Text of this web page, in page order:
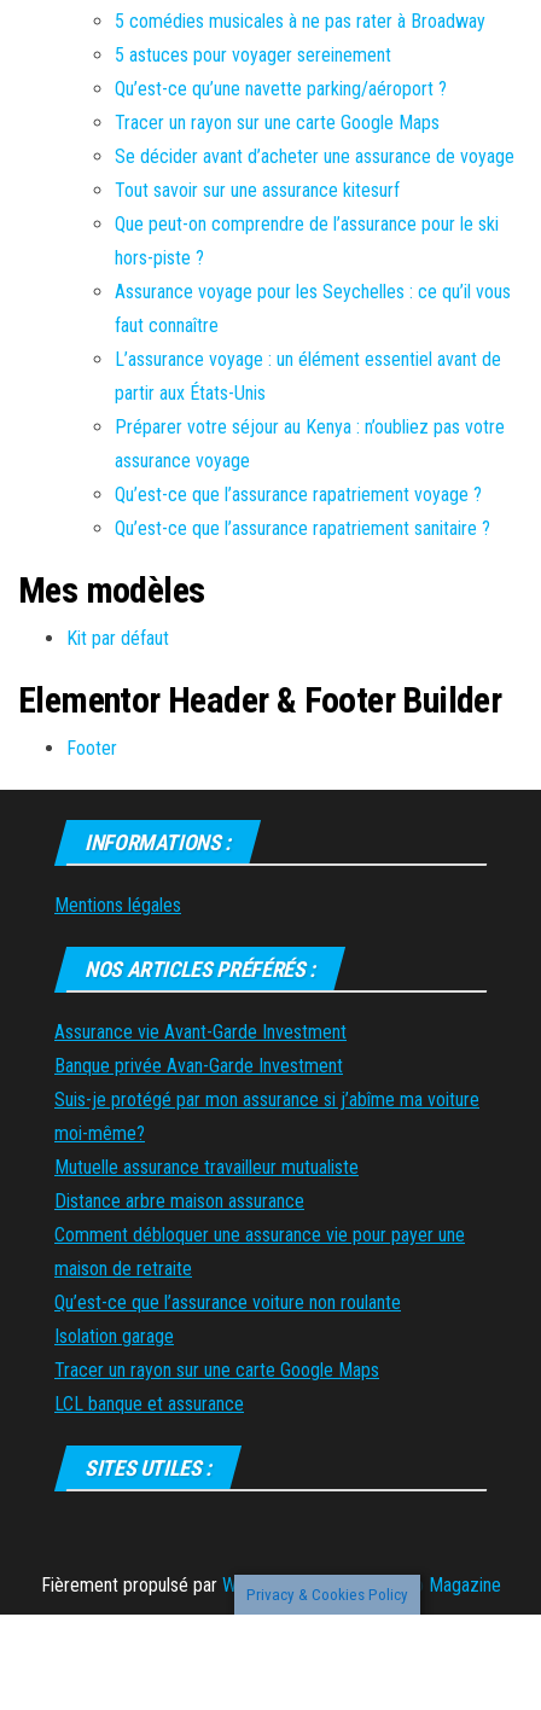
5 comédies musicales à ne pas rater à Broadway
5 astuces pour voyager sereinement
Qu’est-ce qu’une navette parking/aéroport ?
Tracer un rayon sur une carte Google Maps
Se décider avant d’acheter une assurance de voyage
Tout savoir sur une assurance kitesurf
Que peut-on comprendre de l’assurance pour le ski
hors-piste ?
Assurance voyage pour les Seychelles : ce qu’il vous
faut connaître
L’assurance voyage : un élément essentiel avant de
partir aux États-Unis
Préparer votre séjour au Kenya : n’oubliez pas votre
assurance voyage
Qu’est-ce que l’assurance rapatriement voyage ?
Qu’est-ce que l’assurance rapatriement sanitaire ?
Mes modèles
Kit par défaut
Elementor Header & Footer Builder
Footer
INFORMATIONS :
Mentions légales
NOS ARTICLES PRÉFÉRÉS :
Assurance vie Avant-Garde Investment
Banque privée Avan-Garde Investment
Suis-je protégé par mon assurance si j’abîme ma voiture
moi-même?
Mutuelle assurance travailleur mutualiste
Distance arbre maison assurance
Comment débloquer une assurance vie pour payer une
maison de retraite
Qu’est-ce que l’assurance voiture non roulante
Isolation garage
Tracer un rayon sur une carte Google Maps
LCL banque et assurance
SITES UTILES :
Fièrement propulsé par WordPress | Thème : Envo Magazine
Privacy & Cookies Policy